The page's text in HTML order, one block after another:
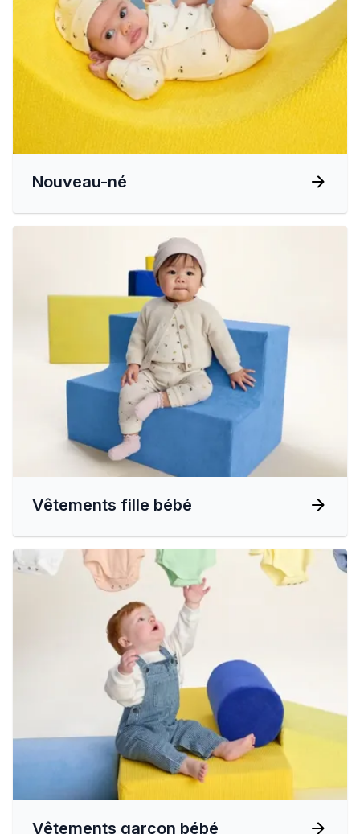
Nouveau-né
Vêtements fille bébé
Vêtements garçon bébé